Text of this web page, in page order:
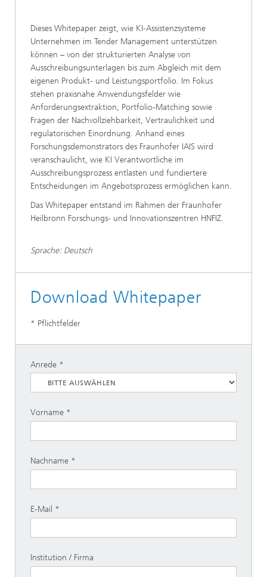
Dieses Whitepaper zeigt, wie KI-Assistenzsysteme
Unternehmen im Tender Management unterstützen
können – von der strukturierten Analyse von
Ausschreibungsunterlagen bis zum Abgleich mit dem
eigenen Produkt- und Leistungsportfolio. Im Fokus
stehen praxisnahe Anwendungsfelder wie
Anforderungsextraktion, Portfolio-Matching sowie
Fragen der Nachvollziehbarkeit, Vertraulichkeit und
regulatorischen Einordnung. Anhand eines
Forschungsdemonstrators des Fraunhofer IAIS wird
veranschaulicht, wie KI Verantwortliche im
Ausschreibungsprozess entlasten und fundiertere
Entscheidungen im Angebotsprozess ermöglichen kann.
Das Whitepaper entstand im Rahmen der Fraunhofer
Heilbronn Forschungs- und Innovationszentren HNFIZ.
Sprache: Deutsch
Download Whitepaper
* Pflichtfelder
Anrede
Vorname
Nachname
E-Mail
Institution / Firma